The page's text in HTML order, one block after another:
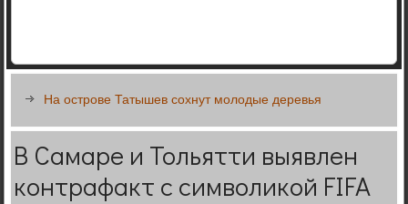
На острове Татышев сохнут молодые деревья
В Самаре и Тольятти выявлен
контрафакт с символикой FIFA